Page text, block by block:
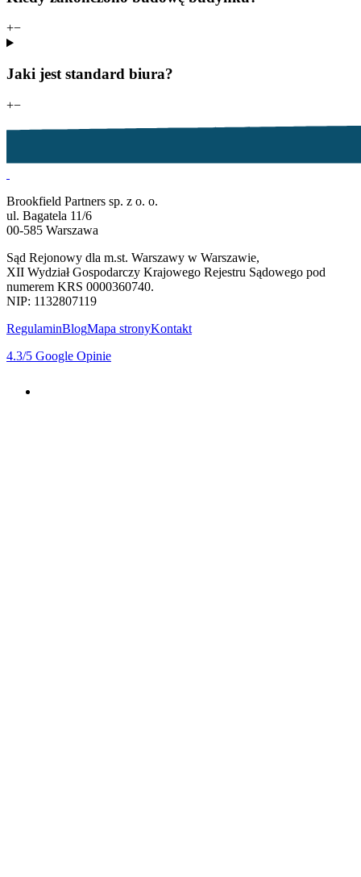
+−
Jaki jest standard biura?
+−
Brookfield Partners sp. z o. o.
ul. Bagatela 11/6
00-585 Warszawa
Sąd Rejonowy dla m.st. Warszawy w Warszawie,
XII Wydział Gospodarczy Krajowego Rejestru Sądowego pod
numerem KRS 0000360740.
NIP: 1132807119
RegulaminBlogMapa stronyKontakt
4.3/5 Google Opinie